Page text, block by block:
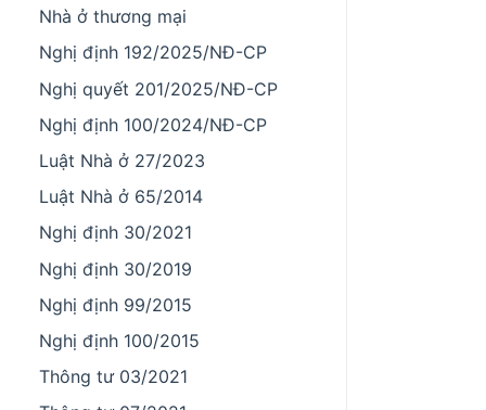
Nhà ở thương mại
Nghị định 192/2025/NĐ-CP
Nghị quyết 201/2025/NĐ-CP
Nghị định 100/2024/NĐ-CP
Luật Nhà ở 27/2023
Luật Nhà ở 65/2014
Nghị định 30/2021
Nghị định 30/2019
Nghị định 99/2015
Nghị định 100/2015
Thông tư 03/2021